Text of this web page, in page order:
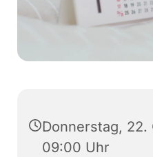
Donnerstag, 22.
09:00 Uhr